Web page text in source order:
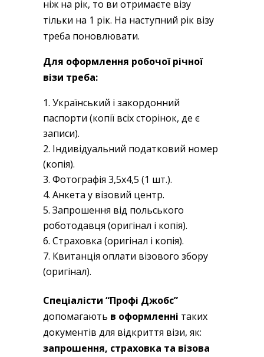
ніж на рік, то ви отримаєте візу
тільки на 1 рік. На наступний рік візу
треба поновлювати.
Для оформлення робочої річної
візи треба:
Український і закордонний
паспорти (копії всіх сторінок, де є
записи).
Індивідуальний податковий номер
(копія).
Фотографія 3,5х4,5 (1 шт.).
Анкета у візовий центр.
Запрошення від польського
роботодавця (оригінал і копія).
Страховка (оригінал і копія).
Квитанція оплати візового збору
(оригінал).
Спеціалісти “Профі Джобс”
допомагають в оформленні таких
документів для відкриття візи, як:
запрошення, страховка та візова